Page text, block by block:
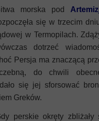
morska pod
się w trzecim
w Termopilach.
dotrzeć
Persja ma znaczącą
do chwili
się jej sforsować
Greków.
perskie okręty zbliżały